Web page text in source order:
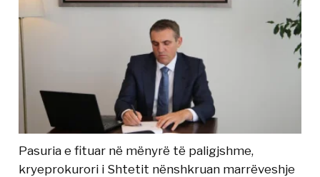
Pasuria e fituar në mënyrë të paligjshme,
kryeprokurori i Shtetit nënshkruan marrëveshje